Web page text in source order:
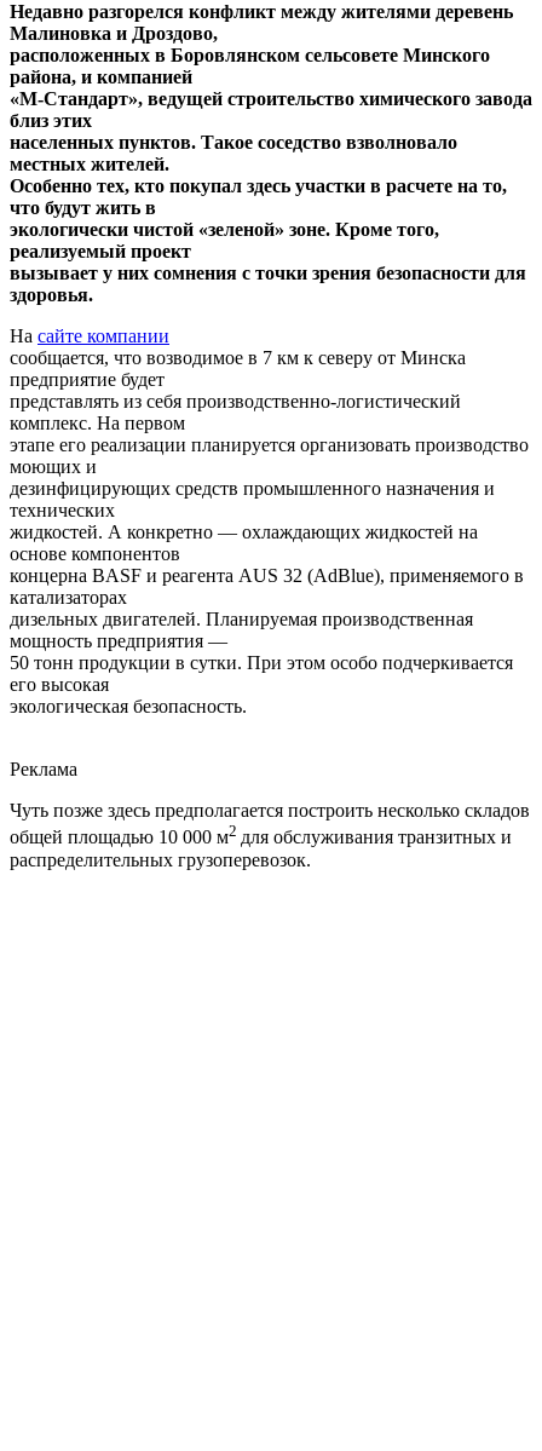
Недавно разгорелся конфликт между жителями деревень
Малиновка и Дроздово,
расположенных в Боровлянском сельсовете Минского
района, и компанией
«М-Стандарт», ведущей строительство химического завода
близ этих
населенных пунктов. Такое соседство взволновало
местных жителей.
Особенно тех, кто покупал здесь участки в расчете на то,
что будут жить в
экологически чистой «зеленой» зоне. Кроме того,
реализуемый проект
вызывает у них сомнения с точки зрения безопасности для
здоровья.
На сайте компании
сообщается, что возводимое в 7 км к северу от Минска
предприятие будет
представлять из себя производственно-логистический
комплекс. На первом
этапе его реализации планируется организовать производство
моющих и
дезинфицирующих средств промышленного назначения и
технических
жидкостей. А конкретно — охлаждающих жидкостей на
основе компонентов
концерна BASF и реагента AUS 32 (AdBlue), применяемого в
катализаторах
дизельных двигателей. Планируемая производственная
мощность предприятия —
50 тонн продукции в сутки. При этом особо подчеркивается
его высокая
экологическая безопасность.
Реклама
Чуть позже здесь предполагается построить несколько складов
общей площадью 10 000 м2 для обслуживания транзитных и
распределительных грузоперевозок.